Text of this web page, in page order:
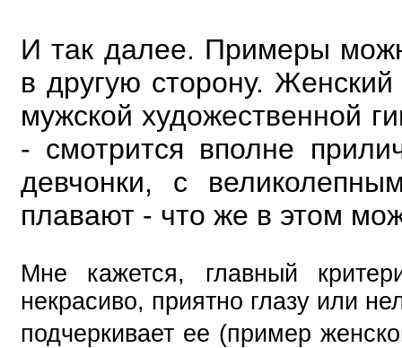
И так далее. Примеры
в другую сторону.
мужской художественной
- смотрится вполне
девчонки, с
плавают - что же в этом
Мне кажется, главный
некрасиво, приятно глазу или
подчеркивает ее (пример